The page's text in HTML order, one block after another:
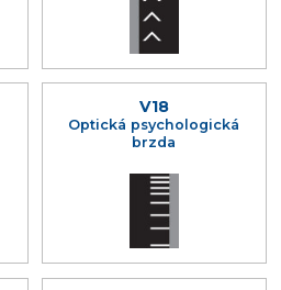
V18
Optická psychologická
brzda